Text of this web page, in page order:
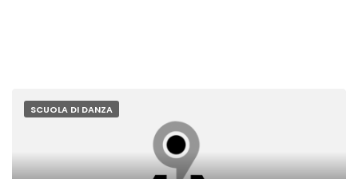
SCUOLA DI DANZA